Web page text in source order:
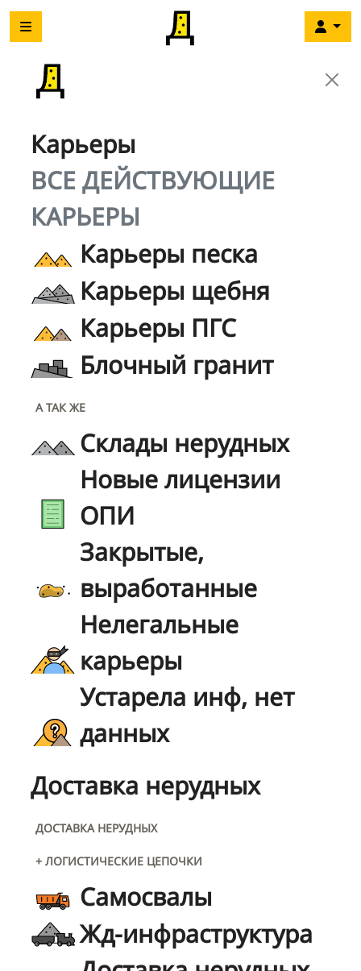
Карьеры
ВСЕ ДЕЙСТВУЮЩИЕ
КАРЬЕРЫ
Карьеры песка
Карьеры щебня
Карьеры ПГС
Блочный гранит
А ТАК ЖЕ
Склады нерудных
Новые лицензии
ОПИ
Закрытые,
выработанные
Нелегальные
карьеры
Устарела инф, нет
данных
Доставка нерудных
ДОСТАВКА НЕРУДНЫХ
+ ЛОГИСТИЧЕСКИЕ ЦЕПОЧКИ
Самосвалы
Жд-инфраструктура